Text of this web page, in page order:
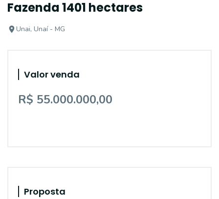
Fazenda 1401 hectares
Unai, Unaí - MG
Valor venda
R$ 55.000.000,00
Proposta